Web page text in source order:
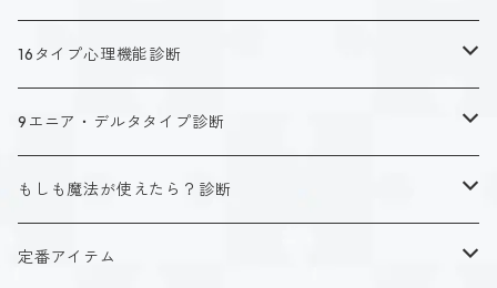
16タイプ心理機能診断
キャラクタータイプ
ISTJ（新田 理央）
ISFJ（花園 明日香）
定番アイテム
アクリルストラップ
9エニア・デルタタイプ診断
キャラクタータイプ
タイプ１-正す人
ホーリーデザイン
もしも魔法が使えたら？診断
魔法スタイル
定番アイテム